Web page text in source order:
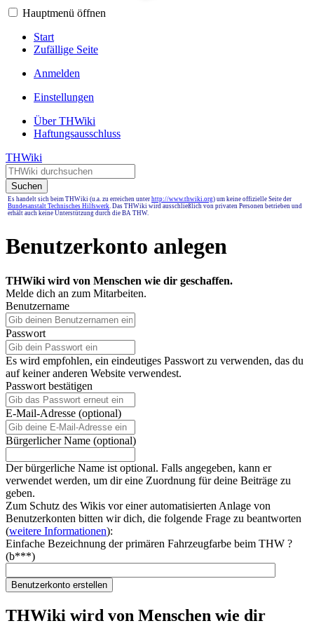
Hauptmenü öffnen
Start
Zufällige Seite
Anmelden
Einstellungen
Über THWiki
Haftungsausschluss
THWiki
Suchen
Es handelt sich beim THWiki (u.a. zu erreichen unter http://www.thwiki.org) um keine offizielle Seite der
Bundesanstalt Technisches Hilfswerk. Das THWiki wird ausschließlich von privaten Personen betrieben und
erhält auch keine Unterstützung durch die BA THW.
Benutzerkonto anlegen
THWiki wird von Menschen wie dir geschaffen.
Melde dich an zum Mitarbeiten.
Benutzername
Passwort
Es wird empfohlen, ein eindeutiges Passwort zu verwenden, das du
auf keiner anderen Website verwendest.
Passwort bestätigen
E-Mail-Adresse (optional)
Bürgerlicher Name (optional)
Der bürgerliche Name ist optional. Falls angegeben, kann er
verwendet werden, um dir eine Zuordnung für deine Beiträge zu
geben.
Zum Schutz des Wikis vor einer automatisierten Anlage von
Benutzerkonten bitten wir dich, die folgende Frage zu beantworten
(weitere Informationen):
Einfache Bezeichnung der primären Fahrzeugfarbe beim THW ?
(b***)
Benutzerkonto erstellen
THWiki wird von Menschen wie dir